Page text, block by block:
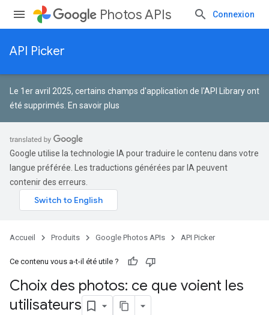
Photos APIs Connexion
API Picker
Le 1er avril 2025, certains champs d'application de l'API Library ont
été supprimés. En savoir plus
Google utilise la technologie IA pour traduire le contenu dans votre
langue préférée. Les traductions générées par IA peuvent
contenir des erreurs.
Accueil Produits Google Photos APIs API Picker
Ce contenu vous a-t-il été utile ?
Choix des photos: ce que voient les
utilisateurs